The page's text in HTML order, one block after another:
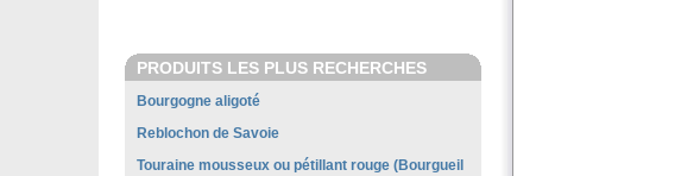
PRODUITS LES PLUS RECHERCHES
Bourgogne aligoté
Reblochon de Savoie
Touraine mousseux ou pétillant rouge (Bourgueil